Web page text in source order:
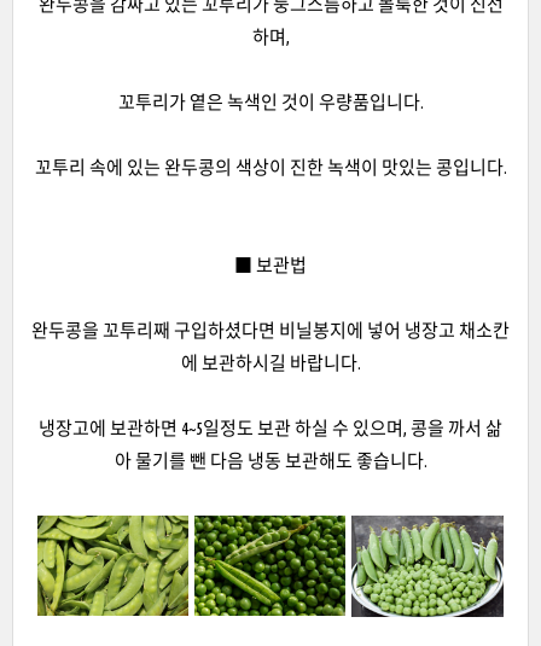
완두콩을 감싸고 있는 꼬투리가 둥그스름하고 볼룩한 것이 신선
하며,
꼬투리가 옅은 녹색인 것이 우량품입니다.
꼬투리 속에 있는 완두콩의 색상이 진한 녹색이 맛있는 콩입니다.
■ 보관법
완두콩을 꼬투리째 구입하셨다면 비닐봉지에 넣어 냉장고 채소칸
에 보관하시길 바랍니다.
냉장고에 보관하면 4~5일정도 보관 하실 수 있으며, 콩을 까서 삶
아 물기를 뺀 다음 냉동 보관해도 좋습니다.